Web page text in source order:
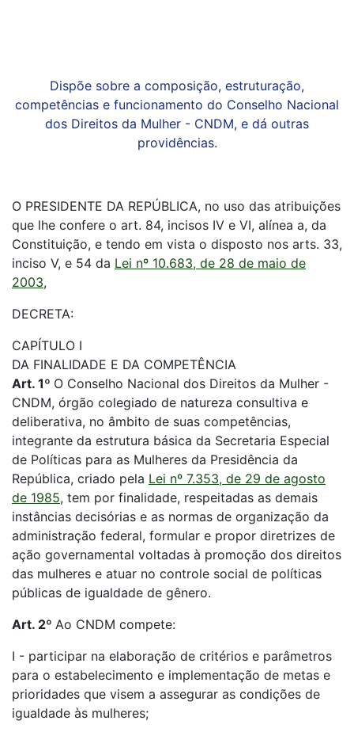
Dispõe sobre a composição, estruturação,
competências e funcionamento do Conselho Nacional
dos Direitos da Mulher - CNDM, e dá outras
providências.
O PRESIDENTE DA REPÚBLICA, no uso das atribuições
que lhe confere o art. 84, incisos IV e VI, alínea a, da
Constituição, e tendo em vista o disposto nos arts. 33,
inciso V, e 54 da Lei nº 10.683, de 28 de maio de
2003,
DECRETA:
CAPÍTULO I
DA FINALIDADE E DA COMPETÊNCIA
Art. 1º O Conselho Nacional dos Direitos da Mulher -
CNDM, órgão colegiado de natureza consultiva e
deliberativa, no âmbito de suas competências,
integrante da estrutura básica da Secretaria Especial
de Políticas para as Mulheres da Presidência da
República, criado pela Lei nº 7.353, de 29 de agosto
de 1985, tem por finalidade, respeitadas as demais
instâncias decisórias e as normas de organização da
administração federal, formular e propor diretrizes de
ação governamental voltadas à promoção dos direitos
das mulheres e atuar no controle social de políticas
públicas de igualdade de gênero.
Art. 2º Ao CNDM compete:
I - participar na elaboração de critérios e parâmetros
para o estabelecimento e implementação de metas e
prioridades que visem a assegurar as condições de
igualdade às mulheres;